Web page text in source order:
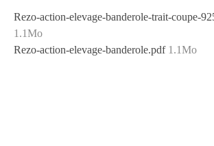
Rezo-action-elevage-banderole-trait-coupe-
1.1Mo
Rezo-action-elevage-banderole.pdf 1.1Mo